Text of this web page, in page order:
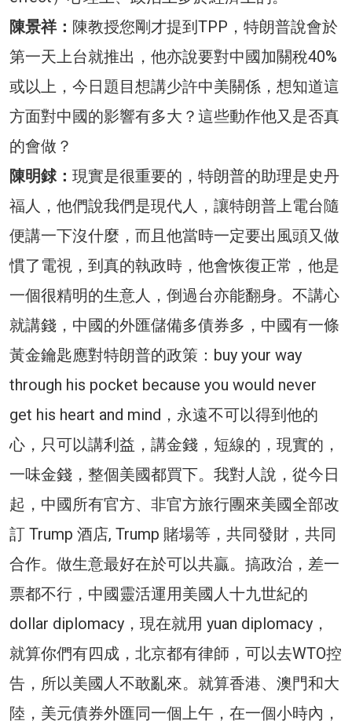
陳景祥： 陳教授您剛才提到TPP，特朗普說會於
第一天上台就推出，他亦說要對中國加關稅40%
或以上，今日題目想講少許中美關係，想知道這
方面對中國的影響有多大？這些動作他又是否真
的會做？
陳明銶： 現實是很重要的，特朗普的助理是史丹
福人，他們說我們是現代人，讓特朗普上電台隨
便講一下沒什麼，而且他當時一定要出風頭又做
慣了電視，到真的執政時，他會恢復正常，他是
一個很精明的生意人，倒過台亦能翻身。不講心
就講錢，中國的外匯儲備多債券多，中國有一條
黃金鑰匙應對特朗普的政策：buy your way
through his pocket because you would never
get his heart and mind，永遠不可以得到他的
心，只可以講利益，講金錢，短線的，現實的，
一味金錢，整個美國都買下。我對人說，從今日
起，中國所有官方、非官方旅行團來美國全部改
訂 Trump 酒店, Trump 賭場等，共同發財，共同
合作。做生意最好在於可以共贏。搞政治，差一
票都不行，中國靈活運用美國人十九世紀的
dollar diplomacy，現在就用 yuan diplomacy，
就算你們有四成，北京都有律師，可以去WTO控
告，所以美國人不敢亂來。就算香港、澳門和大
陸，美元債券外匯同一個上午，在一個小時內，